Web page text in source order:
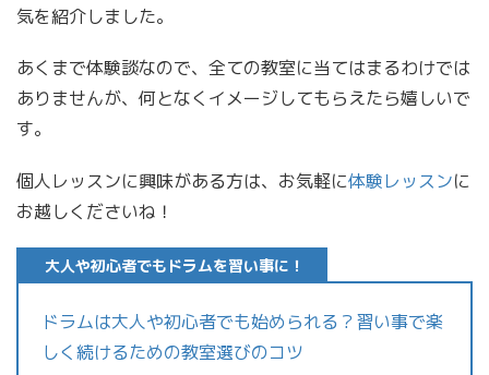
気を紹介しました。
あくまで体験談なので、全ての教室に当てはまるわけでは
ありませんが、何となくイメージしてもらえたら嬉しいで
す。
個人レッスンに興味がある方は、お気軽に体験レッスンに
お越しくださいね！
大人や初心者でもドラムを習い事に！
ドラムは大人や初心者でも始められる？習い事で楽
しく続けるための教室選びのコツ